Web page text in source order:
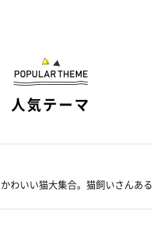
人気テーマ
わいい猫大集合。猫飼いさんあ